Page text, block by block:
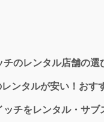
チのレンタル店舗の選
ンタルが安い！おす
ッチをレンタル・サブ